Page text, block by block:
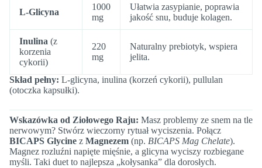
L-Glicyna
1000
mg
Ułatwia zasypianie, poprawia
jakość snu, buduje kolagen.
Inulina (z
korzenia
cykorii)
220
mg
Naturalny prebiotyk, wspiera
jelita.
Skład pełny: L-glicyna, inulina (korzeń cykorii), pullulan
(otoczka kapsułki).
Wskazówka od Ziołowego Raju: Masz problemy ze snem na tle
nerwowym? Stwórz wieczorny rytuał wyciszenia. Połącz
BICAPS Glycine z Magnezem (np. BICAPS Mag Chelate).
Magnez rozluźni napięte mięśnie, a glicyna wyciszy rozbiegane
myśli. Taki duet to najlepsza „kołysanka” dla dorosłych.